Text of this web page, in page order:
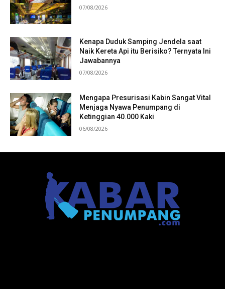
07/08/2026
Kenapa Duduk Samping Jendela saat
Naik Kereta Api itu Berisiko? Ternyata Ini
Jawabannya
07/08/2026
Mengapa Presurisasi Kabin Sangat Vital
Menjaga Nyawa Penumpang di
Ketinggian 40.000 Kaki
06/08/2026